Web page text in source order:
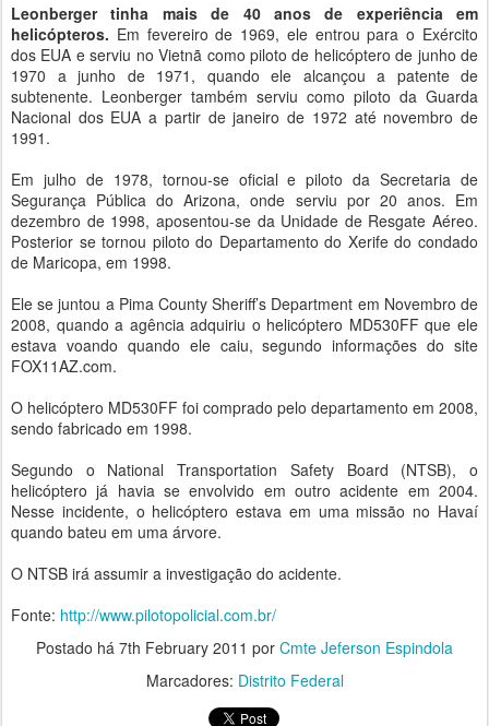
Leonberger tinha mais de 40 anos de experiência em
helicópteros. Em fevereiro de 1969, ele entrou para o Exército
dos EUA e serviu no Vietnã como piloto de helicóptero de junho de
1970 a junho de 1971, quando ele alcançou a patente de
subtenente. Leonberger também serviu como piloto da Guarda
Nacional dos EUA a partir de janeiro de 1972 até novembro de
1991.
Em julho de 1978, tornou-se oficial e piloto da Secretaria de
Segurança Pública do Arizona, onde serviu por 20 anos. Em
dezembro de 1998, aposentou-se da Unidade de Resgate Aéreo.
Posterior se tornou piloto do Departamento do Xerife do condado
de Maricopa, em 1998.
Ele se juntou a Pima County Sheriff’s Department em Novembro de
2008, quando a agência adquiriu o helicóptero MD530FF que ele
estava voando quando ele caiu, segundo informações do site
FOX11AZ.com.
O helicóptero MD530FF foi comprado pelo departamento em 2008,
sendo fabricado em 1998.
Segundo o National Transportation Safety Board (NTSB), o
helicóptero já havia se envolvido em outro acidente em 2004.
Nesse incidente, o helicóptero estava em uma missão no Havaí
quando bateu em uma árvore.
O NTSB irá assumir a investigação do acidente.
Fonte: http://www.pilotopolicial.com.br/
Postado há 7th February 2011 por Cmte Jeferson Espindola
Marcadores: Distrito Federal